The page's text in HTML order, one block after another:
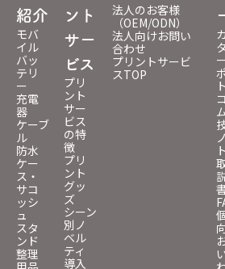
紹介
モバ
イル
バッ
テリ
ー
充電
器
ケーブ
ル
防水
ケー
ス・
サコ
ッシ
ュ
スタ
ンド
整理
ント
サー
ビス
プリ
ント
サー
ビス
の特
徴
プリ
ント
グッ
ズ
シーン
別ノ
ベル
ティ
導入
法人のお客様
（OEM/ODN）
法人向けお問い
合わせ
プリントサービ
スTOP
ト
ト